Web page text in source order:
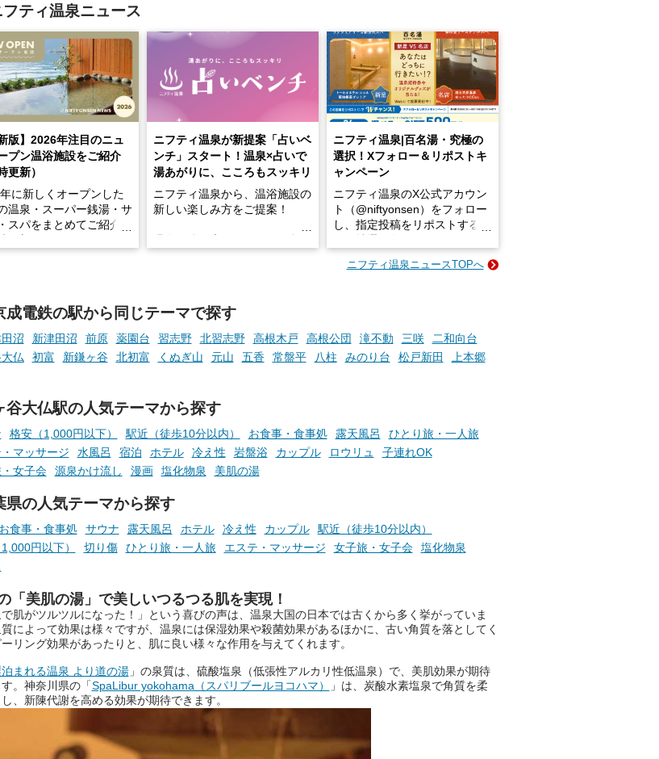
フティ温泉ニュース
版】2026年注目のニュ
プン温浴施設をご紹介
更新）
に新しくオープンした
温泉・スーパー銭湯・サ
スパをまとめてご紹介！
。
材記事もあわせて紹介し
すので、気になる施設は
ェックして次のおでかけ
考にしてみてください
ニフティ温泉が新提案「占いベ
ンチ」スタート！温泉×占いで
湯あがりに、こころもスッキリ
ニフティ温泉から、温浴施設の
新しい楽しみ方をご提案！
手相やタロットなど気軽に楽し
める占いで、“ととのう”おふろ
時間を、もっと特別に。
ニフティ温泉|百名湯・究極の
選択！Xフォロー＆リポストキ
ャンペーン
ニフティ温泉のX公式アカウン
ト（@niftyonsen）をフォロー
し、指定投稿をリポストする
GIFT500円分をプレゼントい
ニフティ温泉ニュースTOPへ
成電鉄の駅から同じテーマで探す
沼 新津田沼 前原 薬園台 習志野 北習志野 高根木戸 高根公団 滝不動 三咲
二和向台
仏
初富 新鎌ヶ谷 北初富 くぬぎ山 元山 五香 常盤平 八柱 みのり台 松戸新田
上本郷
谷大仏駅の人気テーマから探す
格安（1,000円以下） 駅近（徒歩10分以内） お食事・食事処 露天風呂
ひとり旅・一人旅
マッサージ
水風呂 宿泊 ホテル 冷え性 岩盤浴 カップル ロウリュ
子連れOK
女子会
源泉かけ流し 漫画 塩化物泉 美肌の湯
県の人気テーマから探す
お食事・食事処 サウナ 露天風呂 ホテル 冷え性 カップル
駅近（徒歩10分以内）
円以下）
切り傷 ひとり旅・一人旅 エステ・マッサージ 女子旅・女子会
塩化物泉
「美肌の湯」で美しいつるつる肌を実現！
で肌がツルツルになった！」という喜びの声は、温泉大国の日本では古くから多く挙がっていま
によって効果は様々ですが、温泉には保湿効果や殺菌効果があるほかに、古い角質を落としてく
リング効果があったりと、肌に良い様々な作用を与えてくれます。
まれる温泉 より道の湯」の泉質は、硫酸塩泉（低張性アルカリ性低温泉）で、美肌効果が期待
。神奈川県の「SpaLibur yokohama（スパリブールヨコハマ）
」は、炭酸水素塩泉で角質を柔
、新陳代謝を高める効果が期待できます。